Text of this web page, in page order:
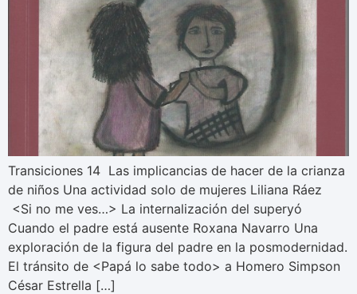
Transiciones 14 Las implicancias de hacer de la crianza
de niños Una actividad solo de mujeres Liliana Ráez
<Si no me ves…> La internalización del superyó
Cuando el padre está ausente Roxana Navarro Una
exploración de la figura del padre en la posmodernidad.
El tránsito de <Papá lo sabe todo> a Homero Simpson
César Estrella […]